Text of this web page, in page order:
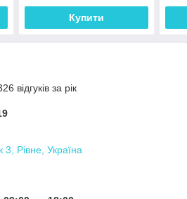
Купити
відгуків за рік
3, Рівне, Україна